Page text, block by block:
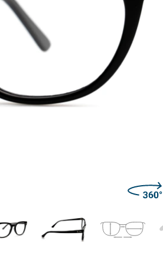
Μήκος σκελετού
Μήκος φακού
Μήκος